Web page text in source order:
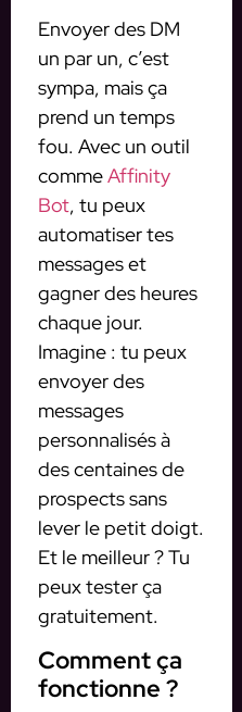
Envoyer des DM
un par un, c’est
sympa, mais ça
prend un temps
fou. Avec un outil
commeAffinity
Bot, tu peux
automatiser tes
messages et
gagner des heures
chaque jour.
Imagine : tu peux
envoyer des
messages
personnalisés à
des centaines de
prospects sans
lever le petit doigt.
Et le meilleur ? Tu
peux tester ça
gratuitement.
Comment ça
fonctionne ?